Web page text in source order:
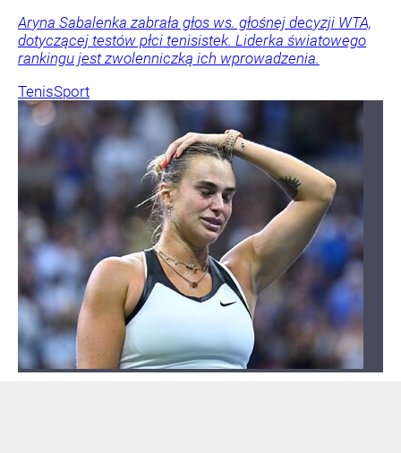
Aryna Sabalenka zabrała głos ws. głośnej decyzji WTA,
dotyczącej testów płci tenisistek. Liderka światowego
rankingu jest zwolenniczką ich wprowadzenia.
TenisSport